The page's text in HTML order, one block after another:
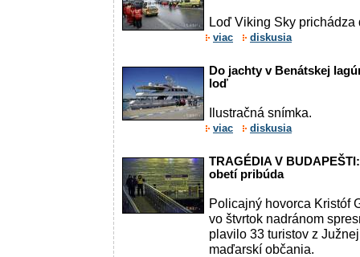
Loď Viking Sky prichádza
viac diskusia
Do jachty v Benátskej
loď
Ilustračná snímka.
viac diskusia
TRAGÉDIA V
obetí pribúda
Policajný hovorca Kristóf
vo štvrtok nadránom
plavilo 33 turistov z
maďarskí občania.